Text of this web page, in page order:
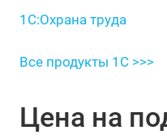
1С:Охрана труда
Все продукты 1С >>>
Цена на